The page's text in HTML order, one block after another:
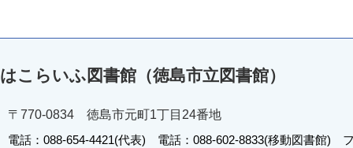
はこらいふ図書館（徳島市立図書館）
〒770-0834 徳島市元町1丁目24番地
電話：088-654-4421(代表) 電話：088-602-8833(移動図書館)